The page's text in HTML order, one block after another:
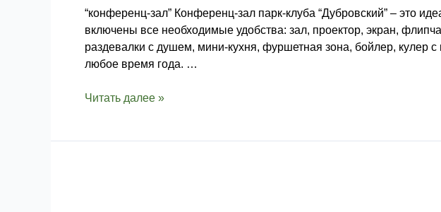
“конференц-зал” Конференц-зал парк-клуба “Дубровский” – это
включены все необходимые удобства: зал, проектор, экран,
раздевалки с душем, мини-кухня, фуршетная зона, бойлер, кулер
любое время года. …
Читать далее »